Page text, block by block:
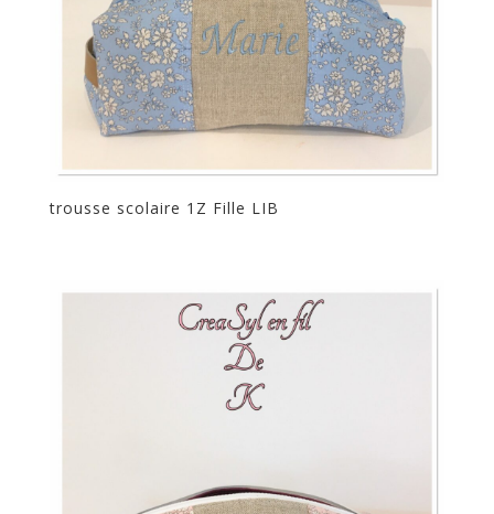
trousse scolaire 1Z Fille LIB